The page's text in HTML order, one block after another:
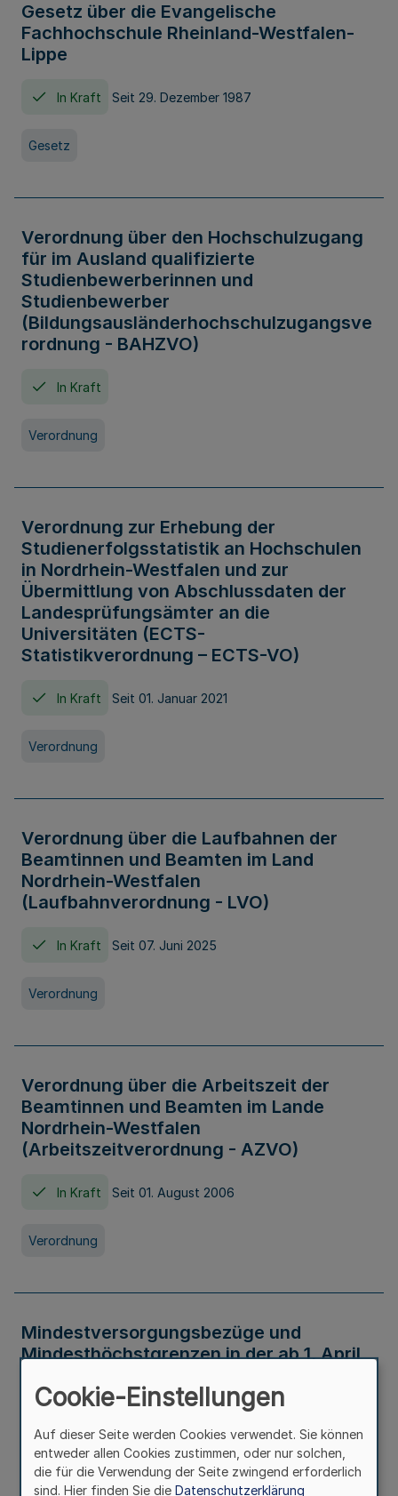
Gesetz über die Evangelische
Fachhochschule Rheinland-Westfalen-
Lippe
In Kraft Seit 29. Dezember 1987
Gesetz
Verordnung über den Hochschulzugang
für im Ausland qualifizierte
Studienbewerberinnen und
Studienbewerber
(Bildungsausländerhochschulzugangsve
rordnung - BAHZVO)
In Kraft
Verordnung
Verordnung zur Erhebung der
Studienerfolgsstatistik an Hochschulen
in Nordrhein-Westfalen und zur
Übermittlung von Abschlussdaten der
Landesprüfungsämter an die
Universitäten (ECTS-
Statistikverordnung – ECTS-VO)
In Kraft Seit 01. Januar 2021
Verordnung
Verordnung über die Laufbahnen der
Beamtinnen und Beamten im Land
Nordrhein-Westfalen
(Laufbahnverordnung - LVO)
In Kraft Seit 07. Juni 2025
Verordnung
Verordnung über die Arbeitszeit der
Beamtinnen und Beamten im Lande
Nordrhein-Westfalen
(Arbeitszeitverordnung - AZVO)
In Kraft Seit 01. August 2006
Verordnung
Mindestversorgungsbezüge und
Mindesthöchstgrenzen in der ab 1. April
Verwaltungsvorschrift
Cookie-Einstellungen
Auf dieser Seite werden Cookies verwendet. Sie können
entweder allen Cookies zustimmen, oder nur solchen,
die für die Verwendung der Seite zwingend erforderlich
sind. Hier finden Sie die Datenschutzerklärung